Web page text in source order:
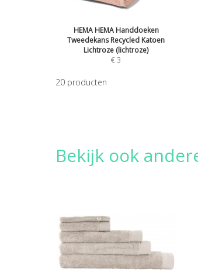
HEMA HEMA Handdoeken
Tweedekans Recycled Katoen
Lichtroze (lichtroze)
€3
20producten
Bekijk ook